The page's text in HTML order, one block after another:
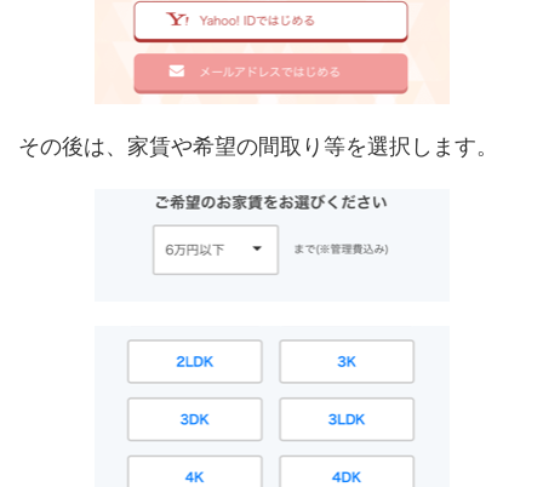
その後は、家賃や希望の間取り等を選択します。